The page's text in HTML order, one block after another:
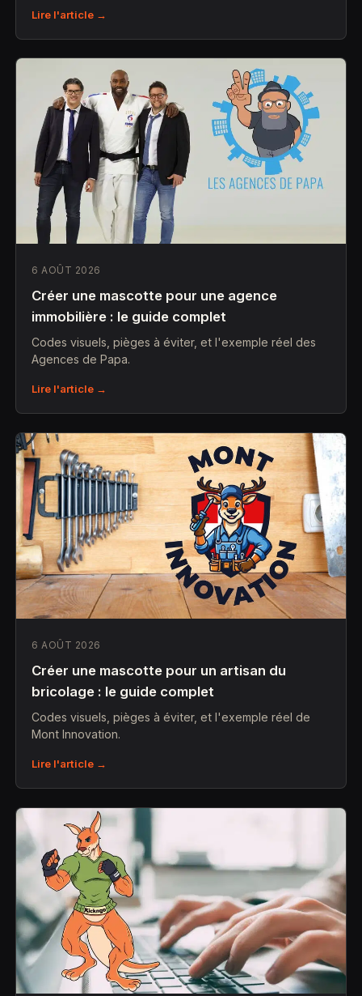
Lire l'article →
6 AOÛT 2026
Créer une mascotte pour une agence
immobilière : le guide complet
Codes visuels, pièges à éviter, et l'exemple réel des
Agences de Papa.
Lire l'article →
6 AOÛT 2026
Créer une mascotte pour un artisan du
bricolage : le guide complet
Codes visuels, pièges à éviter, et l'exemple réel de
Mont Innovation.
Lire l'article →